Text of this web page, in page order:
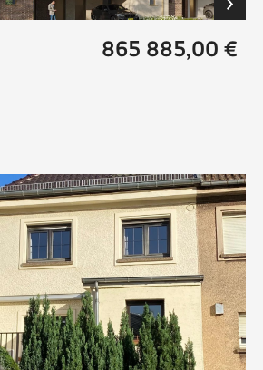
865 885,00 €